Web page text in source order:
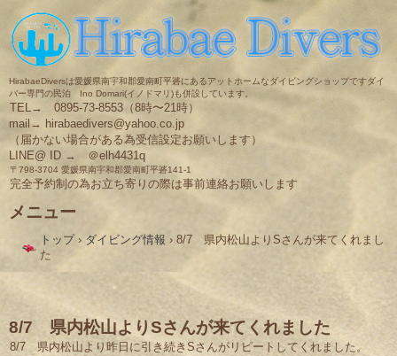
HirabaeDiversは愛媛県南宇和郡愛南町平碆にあるアットホームなダイビングショップですダイ
バー専門の民泊 Ino Domari(イノドマリ)も併設しています。
TEL→ 0895-73-8553（8時〜21時）
mail→ hirabaedivers@yahoo.co.jp
（届かない場合がある為受信設定お願いします）
LINE@ ID → ＠elh4431q
〒798-3704 愛媛県南宇和郡愛南町平碆141-1
完全予約制の為お立ち寄りの際は事前連絡お願いします
メニュー
ン
ス
キ
ッ
トップ › ダイビング情報 › 8/7 県内松山よりSさんが来てくれまし
た
8/7 県内松山よりSさんが来てくれました
8/7 県内松山より昨日に引き続きSさんがリピートしてくれました。